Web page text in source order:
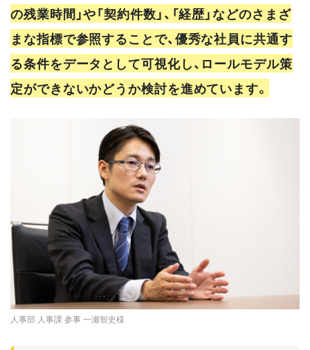
の残業時間」や「契約件数」、「経歴」などのさまざ
まな指標で参照することで、優秀な社員に共通す
る条件をデータとして可視化し、ロールモデル策
定ができないかどうか検討を進めています。
人事部 人事課 参事 一瀬智史様